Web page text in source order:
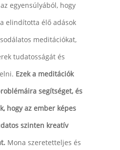
egyensúlyából, hogy
elindította élő adások
meditációkat,
tudatosságát és
Ezek a meditációk
segítséget, és
hogy az ember képes
szinten kreatív
Mona szeretetteljes és